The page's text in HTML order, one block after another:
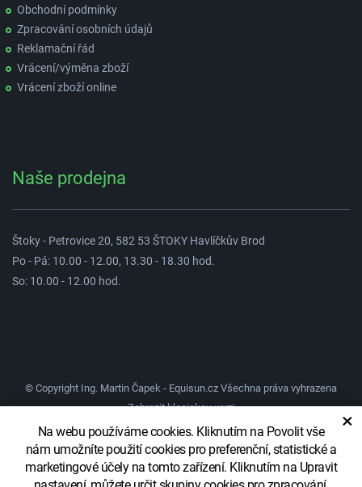
Na webu používáme cookies. Kliknutím na Povolit vše
nám umožníte použití cookies pro preferenční, statistické a
marketingové účely na tomto zařízení. Kliknutím na Upravit
×
Obchodní podmínky
Zpracování osobních údajů
Reklamační řád
Vrácení/výměna zboží
Vrácení zboží online
Naše prodejna
Štoky - Petrovice 20, 582 53 ŠTOKY Havlíčkův Brod
Po - Pá: 10.00 - 12.00, 13.30 - 18.30 hod.
So: 10.00 - 12.00 hod.
© Copyright Ing. Martin Čapek - Equisun.cz Všechna práva vyhrazena
Zobrazit klasickou verzi
Vytvořil Systém